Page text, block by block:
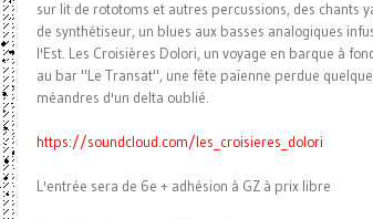
sur lit de rototoms et autres percussions, des chants
de synthétiseur, un blues aux basses analogiques
l'Est. Les Croisières Dolori, un voyage en barque à
au bar "Le Transat", une fête païenne perdue
méandres d'un delta oublié.
https://soundcloud.com/les_croisieres_dolori
L'entrée sera de 6e + adhésion à GZ à prix libre